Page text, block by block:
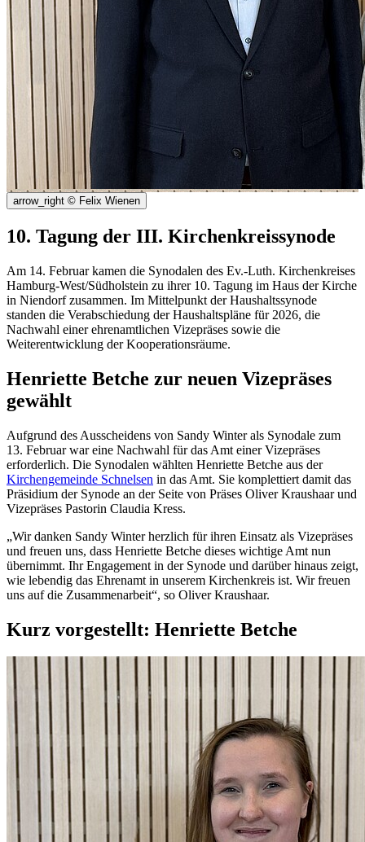
arrow_right © Felix Wienen
10. Tagung der III. Kirchenkreissynode
Am 14. Februar kamen die Synodalen des Ev.-Luth. Kirchenkreises
Hamburg-West/Südholstein zu ihrer 10. Tagung im Haus der Kirche
in Niendorf zusammen. Im Mittelpunkt der Haushaltssynode
standen die Verabschiedung der Haushaltspläne für 2026, die
Nachwahl einer ehrenamtlichen Vizepräses sowie die
Weiterentwicklung der Kooperationsräume.
Henriette Betche zur neuen Vizepräses
gewählt
Aufgrund des Ausscheidens von Sandy Winter als Synodale zum
13. Februar war eine Nachwahl für das Amt einer Vizepräses
erforderlich. Die Synodalen wählten Henriette Betche aus der
Kirchengemeinde Schnelsen in das Amt. Sie komplettiert damit das
Präsidium der Synode an der Seite von Präses Oliver Kraushaar und
Vizepräses Pastorin Claudia Kress.
„Wir danken Sandy Winter herzlich für ihren Einsatz als Vizepräses
und freuen uns, dass Henriette Betche dieses wichtige Amt nun
übernimmt. Ihr Engagement in der Synode und darüber hinaus zeigt,
wie lebendig das Ehrenamt in unserem Kirchenkreis ist. Wir freuen
uns auf die Zusammenarbeit“, so Oliver Kraushaar.
Kurz vorgestellt: Henriette Betche